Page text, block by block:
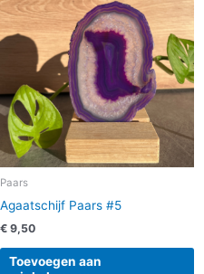
Paars
Agaatschijf Paars #5
€ 9,50
Toevoegen aan